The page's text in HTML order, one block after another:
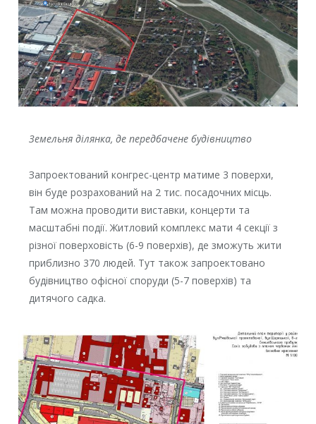
Земельня ділянка, де передбачене будівництво
Запроектований конгрес-центр матиме 3 поверхи,
він буде розрахований на 2 тис. посадочних місць.
Там можна проводити виставки, концерти та
масштабні події. Житловий комплекс мати 4 секції з
різної поверховість (6-9 поверхів), де зможуть жити
приблизно 370 людей. Тут також запроектовано
будівництво офісної споруди (5-7 поверхів) та
дитячого садка.